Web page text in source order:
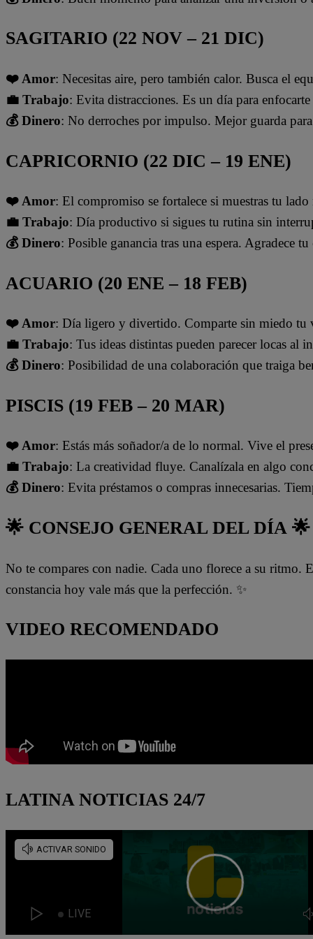
SAGITARIO (22 NOV – 21 DIC)
❤️ Amor: Necesitas aire, pero también calor. Busca el
💼 Trabajo: Evita distracciones. Es un día para
💰 Dinero: No derroches por impulso. Mejor guarda
CAPRICORNIO (22 DIC – 19 ENE)
❤️ Amor: El compromiso se fortalece si muestras tu
💼 Trabajo: Día productivo si sigues tu rutina sin
💰 Dinero: Posible ganancia tras una espera. Agradece tu
ACUARIO (20 ENE – 18 FEB)
❤️ Amor: Día ligero y divertido. Comparte sin miedo tu
💼 Trabajo: Tus ideas distintas pueden parecer locas al
💰 Dinero: Posibilidad de una colaboración que traiga
PISCIS (19 FEB – 20 MAR)
❤️ Amor: Estás más soñador/a de lo normal. Vive el
💼 Trabajo: La creatividad fluye. Canalízala en algo
💰 Dinero: Evita préstamos o compras innecesarias.
🌟 CONSEJO GENERAL DEL DÍA 🌟
No te compares con nadie. Cada uno florece a su ritmo.
constancia hoy vale más que la perfección. ✨
VIDEO RECOMENDADO
LATINA NOTICIAS 24/7